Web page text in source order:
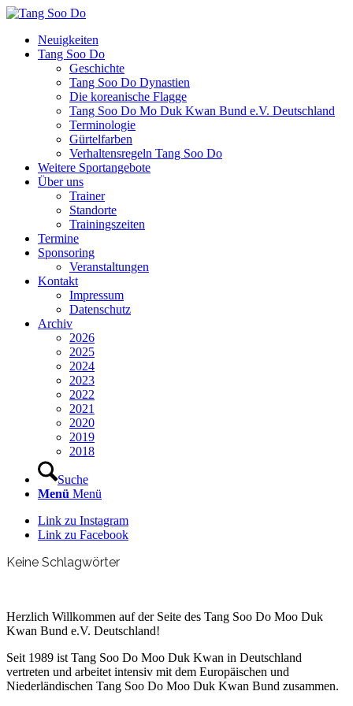
Neuigkeiten
Tang Soo Do
Geschichte
Tang Soo Do Dynastien
Die koreanische Flagge
Tang Soo Do Mo Duk Kwan Bund e.V. Deutschland
Terminologie
Gürtelfarben
Verhaltensregeln Tang Soo Do
Weitere Sportangebote
Über uns
Trainer
Standorte
Trainingszeiten
Termine
Sponsoring
Veranstaltungen
Kontakt
Impressum
Datenschutz
Archiv
2026
2025
2024
2023
2022
2021
2020
2019
2018
Suche
Menü Menü
Link zu Instagram
Link zu Facebook
Keine Schlagwörter
Herzlich Willkommen auf der Seite des Tang Soo Do Moo Duk
Kwan Bund e.V. Deutschland!
Seit 1989 ist Tang Soo Do Moo Duk Kwan in Deutschland
vertreten und arbeitet intensiv mit dem Europäischen und
Niederländischen Tang Soo Do Moo Duk Kwan Bund zusammen.